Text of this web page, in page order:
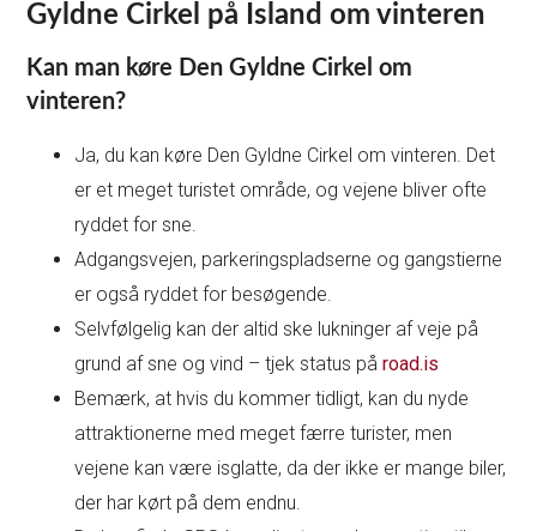
Gyldne Cirkel på Island om vinteren
Kan man køre Den Gyldne Cirkel om
vinteren?
Ja, du kan køre Den Gyldne Cirkel om vinteren. Det
er et meget turistet område, og vejene bliver ofte
ryddet for sne.
Adgangsvejen, parkeringspladserne og gangstierne
er også ryddet for besøgende.
Selvfølgelig kan der altid ske lukninger af veje på
grund af sne og vind – tjek status påroad.is
Bemærk, at hvis du kommer tidligt, kan du nyde
attraktionerne med meget færre turister, men
vejene kan være isglatte, da der ikke er mange biler,
der har kørt på dem endnu.